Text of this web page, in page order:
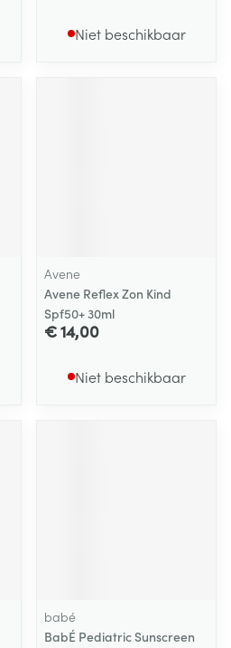
Niet beschikbaar
Avene
Avene Reflex Zon Kind
Spf50+ 30ml
€ 14,00
Niet beschikbaar
babé
BabÉ Pediatric Sunscreen